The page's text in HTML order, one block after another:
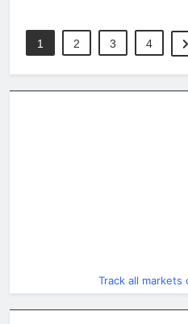
Track all markets
1 2 3 4